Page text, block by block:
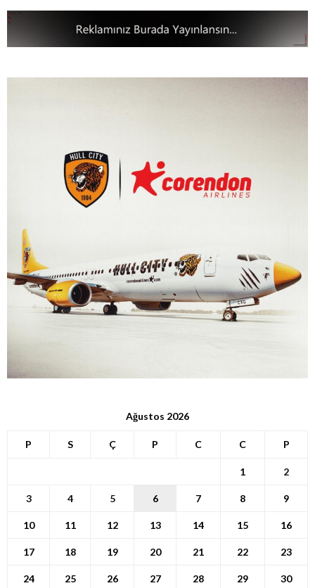
Ağustos 2026
P S Ç P C C P
1 2
3 4 5 6 7 8 9
10 11 12 13 14 15 16
17 18 19 20 21 22 23
24 25 26 27 28 29 30